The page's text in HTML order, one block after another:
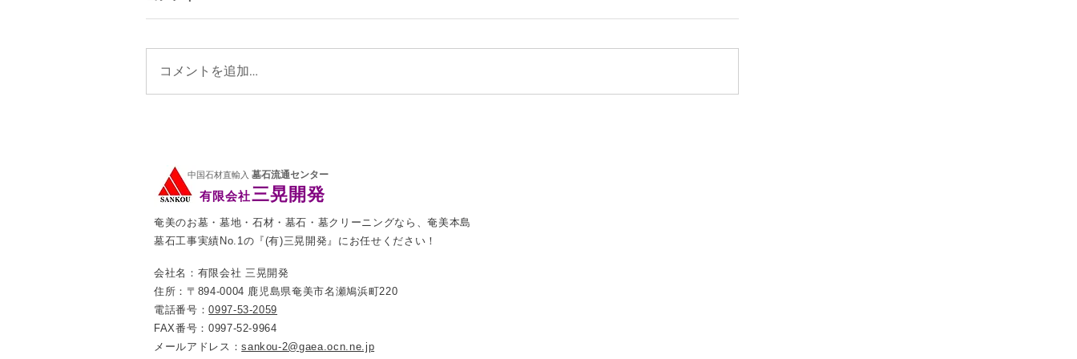
コメントを追加…
有限会社三晃開発
中国石材直輸入 墓石流通センター
奄美のお墓・墓地・石材・墓石・墓クリーニングなら、奄美本島
墓石工事実績No.1の『(有)三晃開発』にお任せください！
会社名：有限会社 三晃開発
住所：〒894-0004 鹿児島県奄美市名瀬鳩浜町220
電話番号：0997-53-2059
FAX番号：0997-52-9964
メールアドレス：sankou-2@gaea.ocn.ne.jp